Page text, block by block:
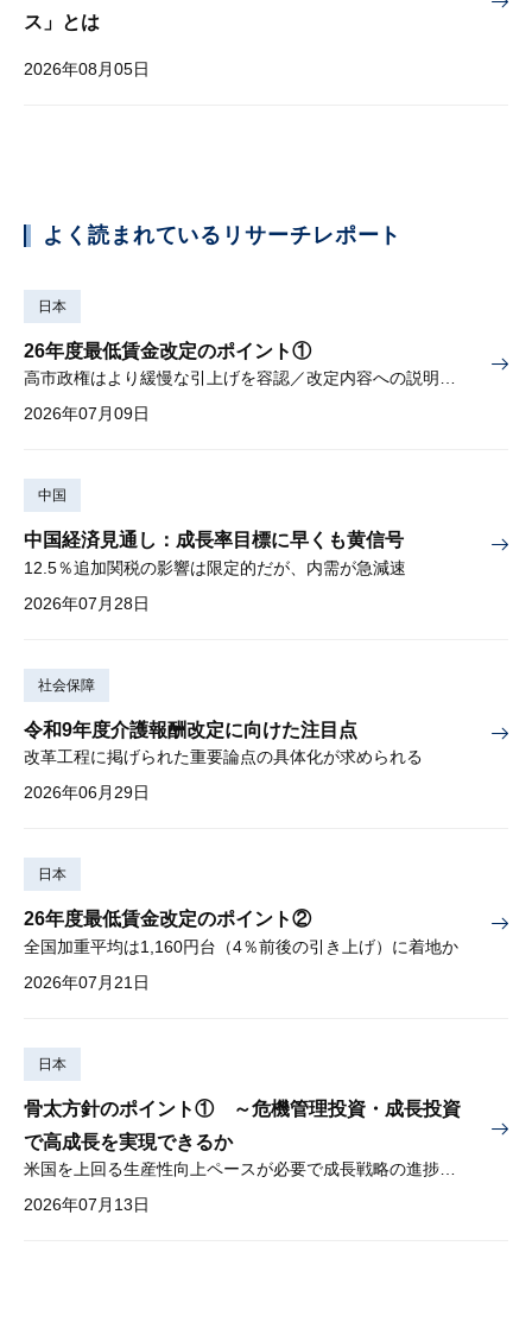
ス」とは
2026年08月05日
よく読まれているリサーチレポート
日本
26年度最低賃金改定のポイント①
高市政権はより緩慢な引上げを容認／改定内容への説明責任が焦点
2026年07月09日
中国
中国経済見通し：成長率目標に早くも黄信号
12.5％追加関税の影響は限定的だが、内需が急減速
2026年07月28日
社会保障
令和9年度介護報酬改定に向けた注目点
改革工程に掲げられた重要論点の具体化が求められる
2026年06月29日
日本
26年度最低賃金改定のポイント②
全国加重平均は1,160円台（4％前後の引き上げ）に着地か
2026年07月21日
日本
骨太方針のポイント① ～危機管理投資・成長投資
で高成長を実現できるか
米国を上回る生産性向上ペースが必要で成長戦略の進捗管理も課題
2026年07月13日